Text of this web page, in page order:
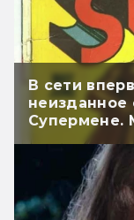
В сети
неизданное
Супермене.